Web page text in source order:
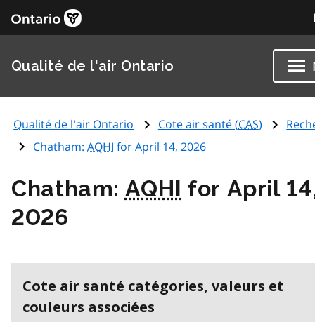
Qualité de l'air Ontario
Qualité de l'air Ontario Cote air santé (CAS)
Chatham:AQHI for April 14, 2026
Chatham: AQHI for April
2026
Cote air santé catégories, valeurs et
couleurs associées